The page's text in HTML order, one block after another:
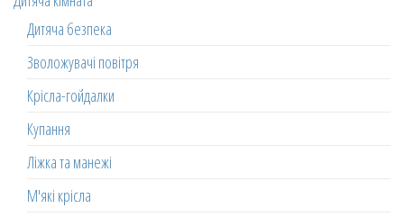
Дитяча безпека
Зволожувачі повітря
Крісла-гойдалки
Купання
Ліжка та манежі
М'які крісла